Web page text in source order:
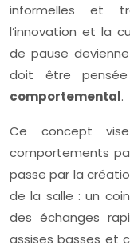
informelles et
l’innovation et la
de pause
doit être
comportemental.
Ce concept
comportements
passe par la
de la salle : un
des échanges
assises basses et